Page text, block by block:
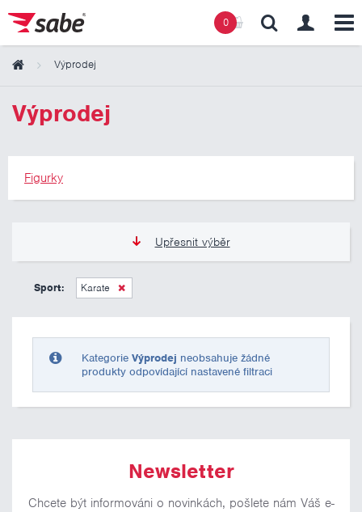
0
Výprodej
Výprodej
Figurky
Upřesnit výběr
275 Kč
Sport: Karate
Kategorie Výprodej neobsahuje žádné
produkty odpovídající nastavené filtraci
Newsletter
Chcete být informováni o novinkách, pošlete nám Váš e-
Obsah košíku